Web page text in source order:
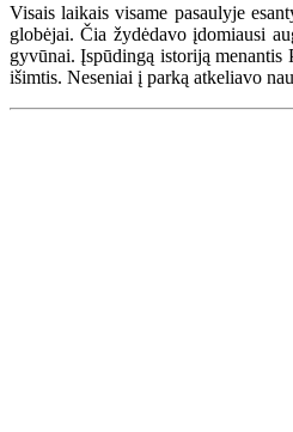
Visais laikais visame pasaulyje
globėjai. Čia žydėdavo įdomiausi
gyvūnai. Įspūdingą istoriją menantis
išimtis. Neseniai į parką atkeliavo